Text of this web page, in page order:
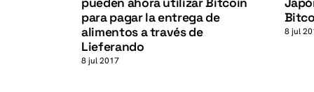
para pagar la entrega de
alimentos a través de
Lieferando
8 jul 2017
8 jul